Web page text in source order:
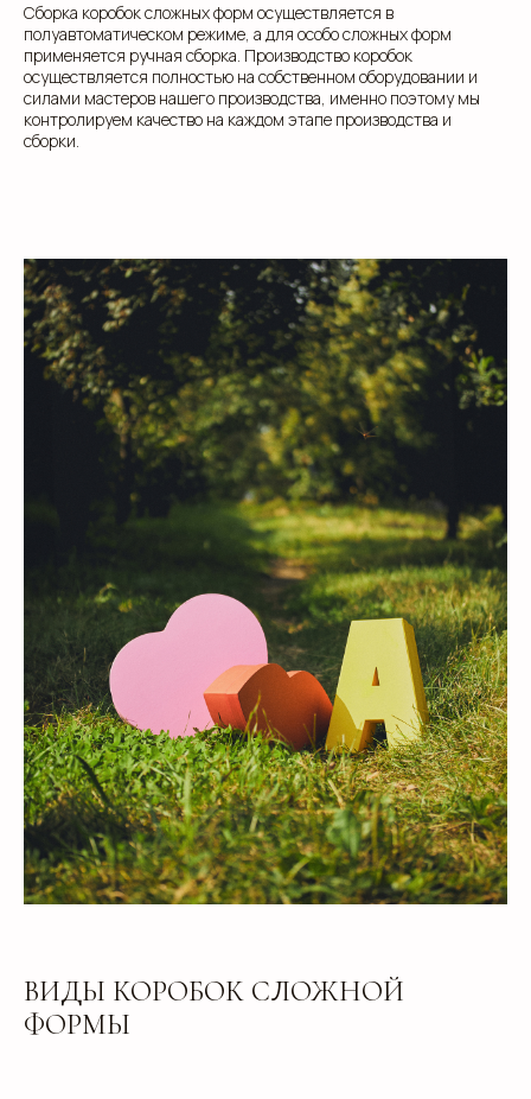
Сборка коробок сложных форм осуществляется в
полуавтоматическом режиме, а для особо сложных форм
применяется ручная сборка. Производство коробок
осуществляется полностью на собственном оборудовании и
силами мастеров нашего производства, именно поэтому мы
контролируем качество на каждом этапе производства и
сборки.
ВИДЫ КОРОБОК СЛОЖНОЙ
ФОРМЫ